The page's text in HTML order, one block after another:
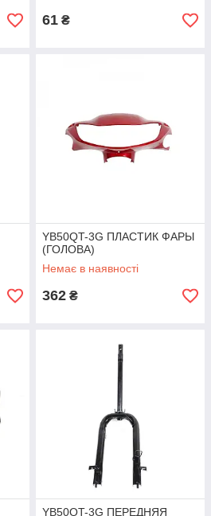
61 ₴
YB50QT-3G ПЛАСТИК ФАРЫ
(ГОЛОВА)
Немає в наявності
362 ₴
YB50QT-3G ПЕРЕДНЯЯ